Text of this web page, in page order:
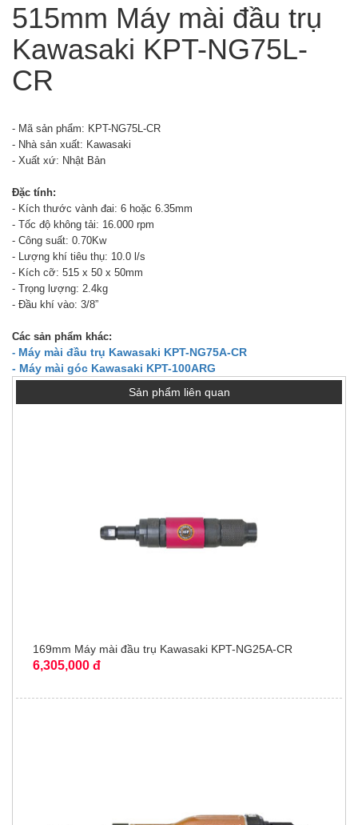
515mm Máy mài đầu trụ
Kawasaki KPT-NG75L-
CR
- Mã sản phẩm: KPT-NG75L-CR
- Nhà sản xuất: Kawasaki
- Xuất xứ: Nhật Bản
Đặc tính:
- Kích thước vành đai: 6 hoặc 6.35mm
- Tốc độ không tải: 16.000 rpm
- Công suất: 0.70Kw
- Lượng khí tiêu thụ: 10.0 l/s
- Kích cỡ: 515 x 50 x 50mm
- Trọng lượng: 2.4kg
- Đầu khí vào: 3/8”
Các sản phẩm khác:
- Máy mài đầu trụ Kawasaki KPT-NG75A-CR
- Máy mài góc Kawasaki KPT-100ARG
Sản phẩm liên quan
169mm Máy mài đầu trụ Kawasaki KPT-NG25A-CR
6,305,000 đ